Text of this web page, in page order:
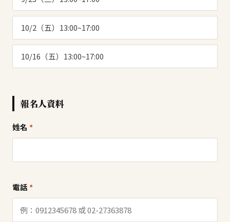
10/2（五）13:00~17:00
10/16（五）13:00~17:00
報名人資料
姓名 *
電話 *